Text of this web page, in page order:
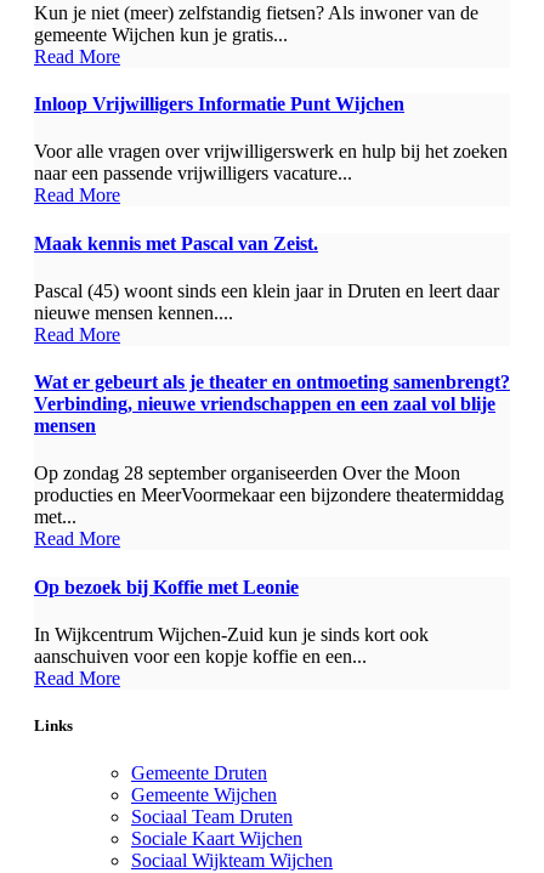
Kun je niet (meer) zelfstandig fietsen? Als inwoner van de
gemeente Wijchen kun je gratis...
Read More
Inloop Vrijwilligers Informatie Punt Wijchen
Voor alle vragen over vrijwilligerswerk en hulp bij het zoeken
naar een passende vrijwilligers vacature...
Read More
Maak kennis met Pascal van Zeist.
Pascal (45) woont sinds een klein jaar in Druten en leert daar
nieuwe mensen kennen....
Read More
Wat er gebeurt als je theater en ontmoeting samenbrengt?
Verbinding, nieuwe vriendschappen en een zaal vol blije
mensen
Op zondag 28 september organiseerden Over the Moon
producties en MeerVoormekaar een bijzondere theatermiddag
met...
Read More
Op bezoek bij Koffie met Leonie
In Wijkcentrum Wijchen-Zuid kun je sinds kort ook
aanschuiven voor een kopje koffie en een...
Read More
Links
Gemeente Druten
Gemeente Wijchen
Sociaal Team Druten
Sociale Kaart Wijchen
Sociaal Wijkteam Wijchen